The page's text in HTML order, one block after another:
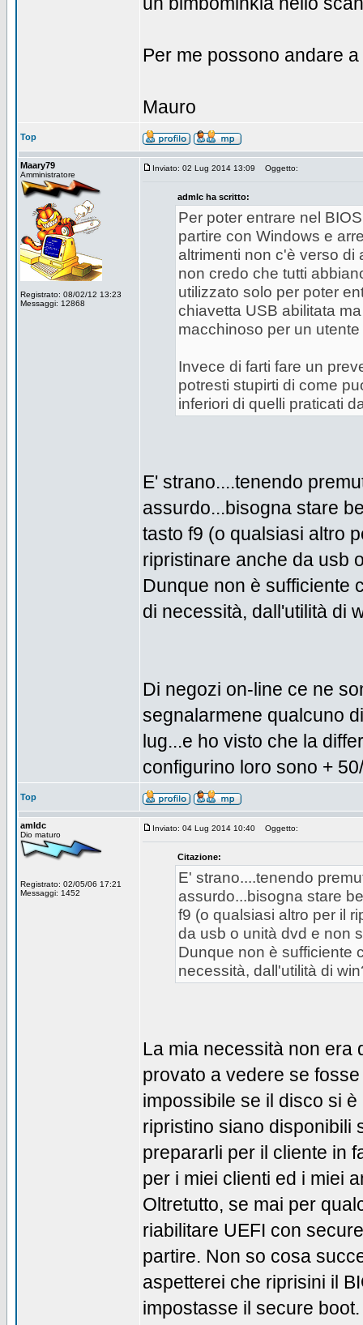
Per me possono andare
Mauro
Top
Maary79
Amministratore
Registrato: 08/02/12 13:23
Messaggi: 12868
Inviato: 02 Lug 2014 13:09 Oggetto:
admlc ha scritto:
Per poter entrare nel
partire con Windows e
altrimenti non c'è verso di
non credo che tutti
utilizzato solo per poter
chiavetta USB abilitata
macchinoso per un
Invece di farti fare un
potresti stupirti di come
inferiori di quelli praticati
E' strano....tenendo
assurdo...bisogna stare
tasto f9 (o qualsiasi altro
ripristinare anche da usb
Dunque non è sufficiente
di necessità, dall'utilità di
Di negozi on-line ce ne
segnalarmene qualcuno
lug...e ho visto che la
configurino loro sono +
Top
amldc
Dio maturo
Registrato: 02/05/06 17:21
Messaggi: 1452
Inviato: 04 Lug 2014 10:40 Oggetto:
Citazione:
E' strano....tenendo
assurdo...bisogna stare
f9 (o qualsiasi altro per il
da usb o unità dvd e non
Dunque non è sufficiente
necessità, dall'utilità di
La mia necessità non era
provato a vedere se
impossibile se il disco si
ripristino siano disponibili
prepararli per il cliente in
per i miei clienti ed i miei
Oltretutto, se mai per
riabilitare UEFI con
partire. Non so cosa
aspetterei che riprisini il
impostasse il secure boot.